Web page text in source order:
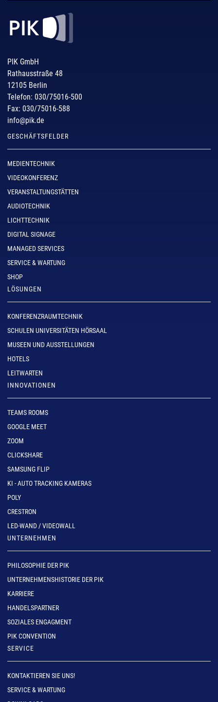
PIK GmbH
Rathausstraße 48
12105 Berlin
Telefon: 030/75016-500
Fax: 030/75016-588
info@pik.de
GESCHÄFTSFELDER
MEDIENTECHNIK
VIDEOKONFERENZ
VERANSTALTUNGSTÄTTEN
AUDIOTECHNIK
LICHTTECHNIK
DIGITAL SIGNAGE
MANAGED SERVICES
SERVICE & WARTUNG
SHOP
LÖSUNGEN
KONFERENZRAUMTECHNIK
SCHULEN UNIVERSITÄTEN HÖRSAAL
MUSEEN UND AUSSTELLUNGEN
HOTELS
LEITWARTEN
INNOVATIONEN
TEAMS ROOMS
GOOGLE MEET
ZOOM
CLICKSHARE
SAMSUNG FLIP
KI - AUTO TRACKING KAMERAS
POLY
CRESTRON
LED-WAND / VIDEOWALL
UNTERNEHMEN
PHILOSOPHIE DER PIK
UNTERNEHMENSHISTORIE DER PIK
KARRIERE
HANDELSPARTNER
SOZIALES ENGAGMENT
PIK CONVENTION
SERVICE
KONTAKTIEREN SIE UNS!
SERVICE & WARTUNG